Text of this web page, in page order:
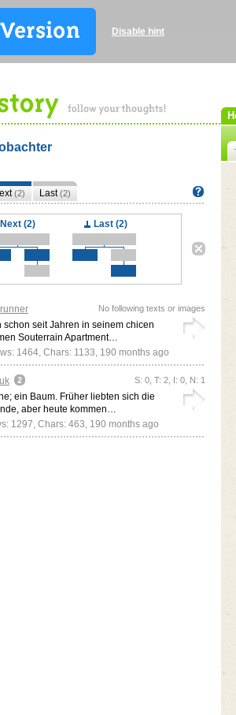
Disable hint
(2) Last(2)
Next (2)
Last (2)
schon seit Jahren in seinem chicen
Souterrain Apartment…
1464, Chars: 1133, 190 months ago
No following texts or images
ein Baum. Früher liebten sich die
aber heute kommen…
1297, Chars: 463, 190 months ago
S: 0, T: 2, I: 0, N: 1